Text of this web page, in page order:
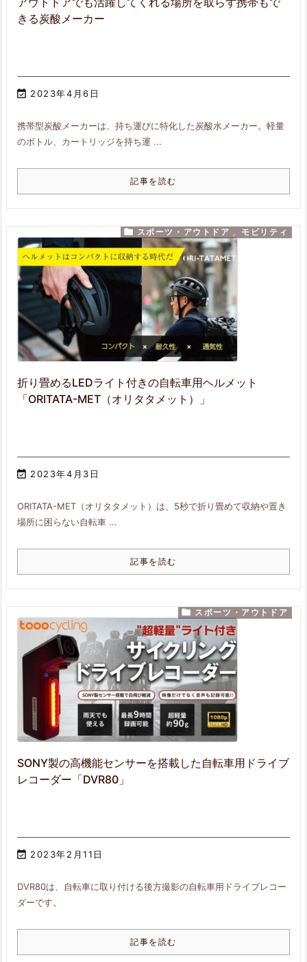
きる炭酸メーカー
 2023年4月6日
携帯型炭酸メーカーは、持ち運びに特化した炭酸水メーカー。軽量
のボトル、カートリッジを持ち運 ...
記事を読む
折り畳めるLEDライト付きの自転車用ヘルメット
「ORITATA-MET（オリタタメット）」
 2023年4月3日
 スポーツ・アウトドア , モビリティ
ORITATA-MET（オリタタメット）は、5秒で折り畳めて収納や置き
場所に困らない自転車 ...
記事を読む
SONY製の高機能センサーを搭載した自転車用ドライブ
レコーダー「DVR80」
 2023年2月11日
 スポーツ・アウトドア
DVR80は、自転車に取り付ける後方撮影の自転車用ドライブレコー
ダーです。
記事を読む